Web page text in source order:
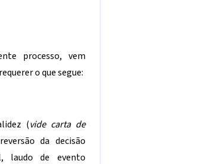
processo, vem
o que segue:
(vide carta de
da decisão
laudo de evento